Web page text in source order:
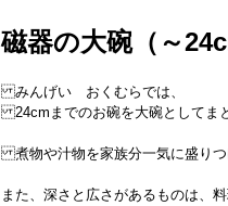
磁器の大碗（～
みんげい おくむらでは、
24cmまでのお碗を大碗としてまと
煮物や汁物を家族分一気に盛りつ
また、深さと広さがあるものは、